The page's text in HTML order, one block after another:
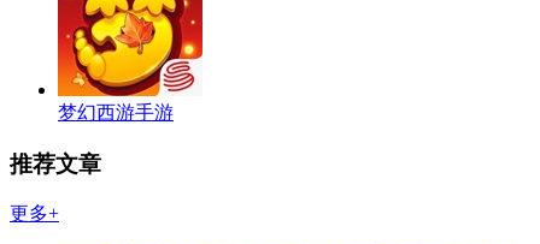
梦幻西游手游
推荐文章
更多+